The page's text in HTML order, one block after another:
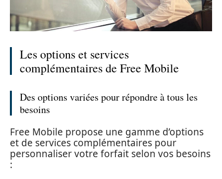
Les options et services
complémentaires de Free Mobile
Des options variées pour répondre à tous les
besoins
Free Mobile propose une gamme d’options
et de services complémentaires pour
personnaliser votre forfait selon vos besoins
: